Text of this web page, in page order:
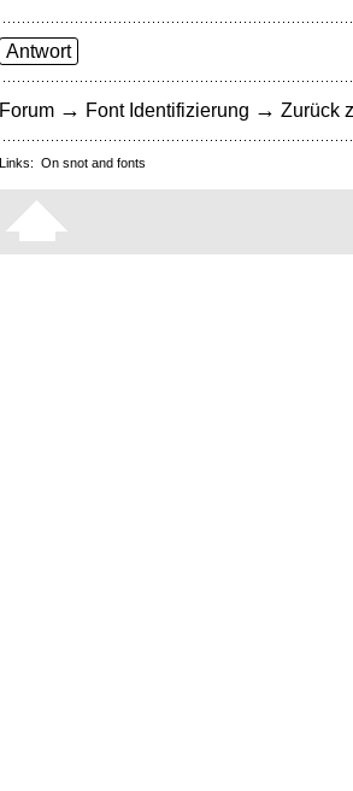
Antwort
Forum → Font Identifizierung → Zurück
Links: On snot and fonts